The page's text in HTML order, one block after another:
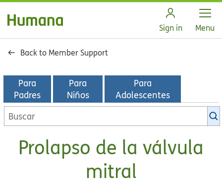
Sign in Open
Menu
Back to Member Support
Para
Padres
Para
Niños
Para
Adolescentes
Buscar
en
biblioteca
Prolapso de la válvula
mitral